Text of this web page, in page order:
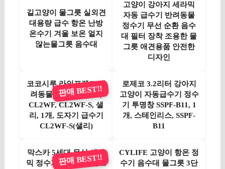
길고양이 물그릇 실외견
대용량 급수 항온 난방
온수기 겨울 보온 얼지
않는물그릇 음수대
고양이 강아지 세라믹
자동 급수기 반려동물
정수기 무선 순환 음수
대 필터 장착 조용한 물
그릇 애견용품 안전한
디자인
코코시루 라인프렌즈 반
려동물 도자기 급수기
CL2WF, CL2WF-S, 샐
리, 1개, 도자기 급수기
CL2WF-S(샐리)
판매 BEST!!
로제코 3.2리터 강아지
고양이 자동급수기 정수
기 투명창 SSPF-B11, 1
개, 스테인리스, SSPF-
B11
막스카 5세대 무선 세라
믹 정수기 필터 6개 온도
판매 BEST!!
CYLIFE 고양이 항온 정
수기 음수대 물그릇 3단